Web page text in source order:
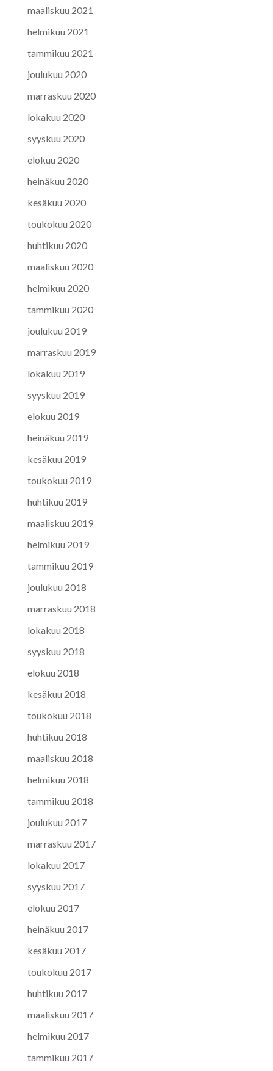
maaliskuu 2021
helmikuu 2021
tammikuu 2021
joulukuu 2020
marraskuu 2020
lokakuu 2020
syyskuu 2020
elokuu 2020
heinäkuu 2020
kesäkuu 2020
toukokuu 2020
huhtikuu 2020
maaliskuu 2020
helmikuu 2020
tammikuu 2020
joulukuu 2019
marraskuu 2019
lokakuu 2019
syyskuu 2019
elokuu 2019
heinäkuu 2019
kesäkuu 2019
toukokuu 2019
huhtikuu 2019
maaliskuu 2019
helmikuu 2019
tammikuu 2019
joulukuu 2018
marraskuu 2018
lokakuu 2018
syyskuu 2018
elokuu 2018
kesäkuu 2018
toukokuu 2018
huhtikuu 2018
maaliskuu 2018
helmikuu 2018
tammikuu 2018
joulukuu 2017
marraskuu 2017
lokakuu 2017
syyskuu 2017
elokuu 2017
heinäkuu 2017
kesäkuu 2017
toukokuu 2017
huhtikuu 2017
maaliskuu 2017
helmikuu 2017
tammikuu 2017